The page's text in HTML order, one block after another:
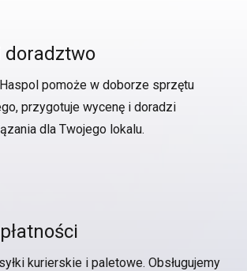
doradztwo
pomoże w doborze sprzętu
przygotuje wycenę i doradzi
dla Twojego lokalu.
kurierskie i paletowe. Obsługujemy